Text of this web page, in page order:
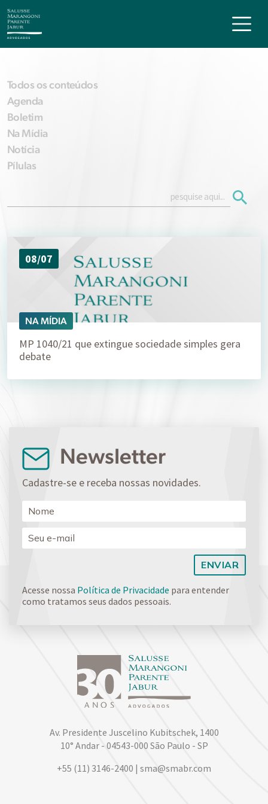
Todos os conteúdos
Agenda
Boletim
Na Mídia
Notícia
Pílulas
08/07
NA MÍDIA
MP 1040/21 que extingue sociedade simples gera
debate
Newsletter
Cadastre-se e receba nossas novidades.
Acesse nossa Política de Privacidade para entender
como tratamos seus dados pessoais.
Av. Presidente Juscelino Kubitschek, 1400
10° Andar - 04543-000 São Paulo - SP
+55 (11) 3146-2400 | sma@smabr.com